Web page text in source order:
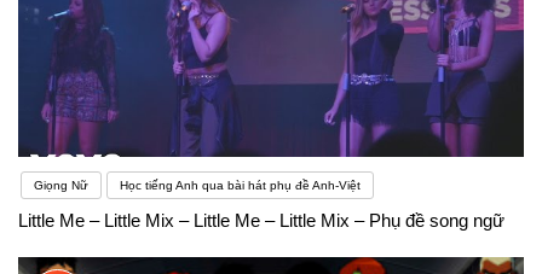
Giọng Nữ Học tiếng Anh qua bài hát phụ đề Anh-Việt
Little Me – Little Mix – Little Me – Little Mix – Phụ đề song ngữ